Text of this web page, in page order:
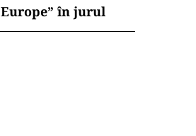
în jurul